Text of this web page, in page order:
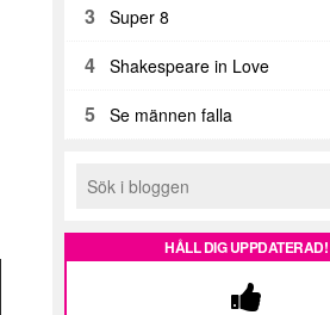
3 Super 8
4 Shakespeare in Love
5 Se männen falla
HÅLL DIG UPPDATERAD!